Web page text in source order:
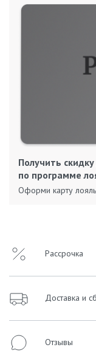
Получить
по программе
Оформи карту
Рассрочка
Доставка и
Отзывы